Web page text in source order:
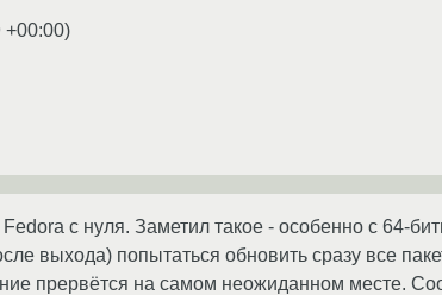
+00:00)
с нуля. Заметил такое - особенно с 64-
выхода) попытаться обновить сразу все
прервётся на самом неожиданном месте.